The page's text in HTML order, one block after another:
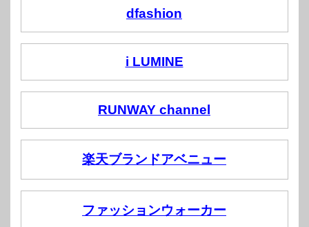
dfashion
i LUMINE
RUNWAY channel
楽天ブランドアベニュー
ファッションウォーカー